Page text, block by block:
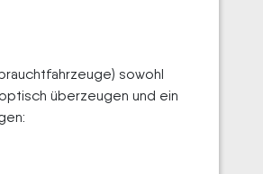
sowohl
überzeugen und ein